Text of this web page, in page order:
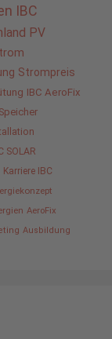
IBC
PV
Strompreis
IBC AeroFix
Speicher
SOLAR
Karriere IBC
AeroFix
Ausbildung